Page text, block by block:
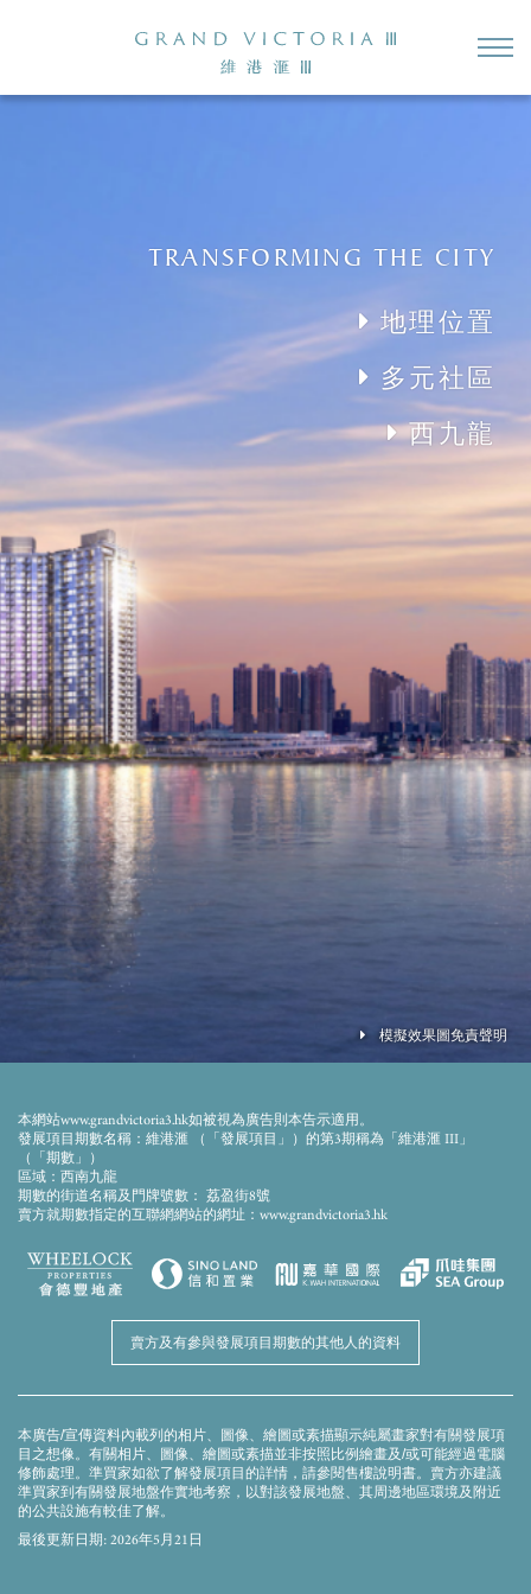
TRANSFORMING THE CITY
地理位置
多元社區
西九龍
模擬效果圖免責聲明
觀、外觀或周邊環境。模擬效果圖及上述的設施、裝置、裝修物料、設備、裝飾物、植
物、園景及其他物件等未必會在落成後的發展項目期數或其附近出現。模擬效果圖内的
顔色、用料、裝置、裝修物料、設備、裝飾物、植物、園景及其他物件等並非交樓標
準，未必會在實際發展項目期數或其任何部分出現。發展項目期數外牆、平台及天台可
能存在之喉管、管綫、冷氣機及格柵等及周邊環境及建築物並無完全顯示。賣方建議準
買家到有關發展地盤作實地考察，以對該發展地盤、其周邊地區環境及附近的公共設施
有較佳了解。模擬效果圖及本廣告/宣傳資料並不構成亦不得被詮釋成賣方就發展項目期
時改動建築物圖則及其他圖則，發展項目及/或期數之設計以政府相關部門取後批准之圖
則為準。
本網站www.grandvictoria3.hk如被視為廣告則本告示適用。
發展項目期數名稱：維港滙 （「發展項目」）的第3期稱為「維港滙 III」
（「期數」）
區域：西南九龍
期數的街道名稱及門牌號數： 荔盈街8號
賣方就期數指定的互聯網網站的網址：www.grandvictoria3.hk
賣方及有參與發展項目期數的其他人的資料
本廣告/宣傳資料內載列的相片、圖像、繪圖或素描顯示純屬畫家對有關發展項
目之想像。有關相片、圖像、繪圖或素描並非按照比例繪畫及/或可能經過電腦
修飾處理。準買家如欲了解發展項目的詳情，請參閱售樓說明書。賣方亦建議
準買家到有關發展地盤作實地考察，以對該發展地盤、其周邊地區環境及附近
的公共設施有較佳了解。
最後更新日期: 2026年5月21日